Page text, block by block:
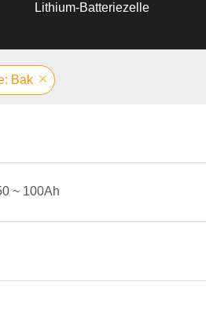
Lithium-Batteriezelle
Bak
~ 100Ah